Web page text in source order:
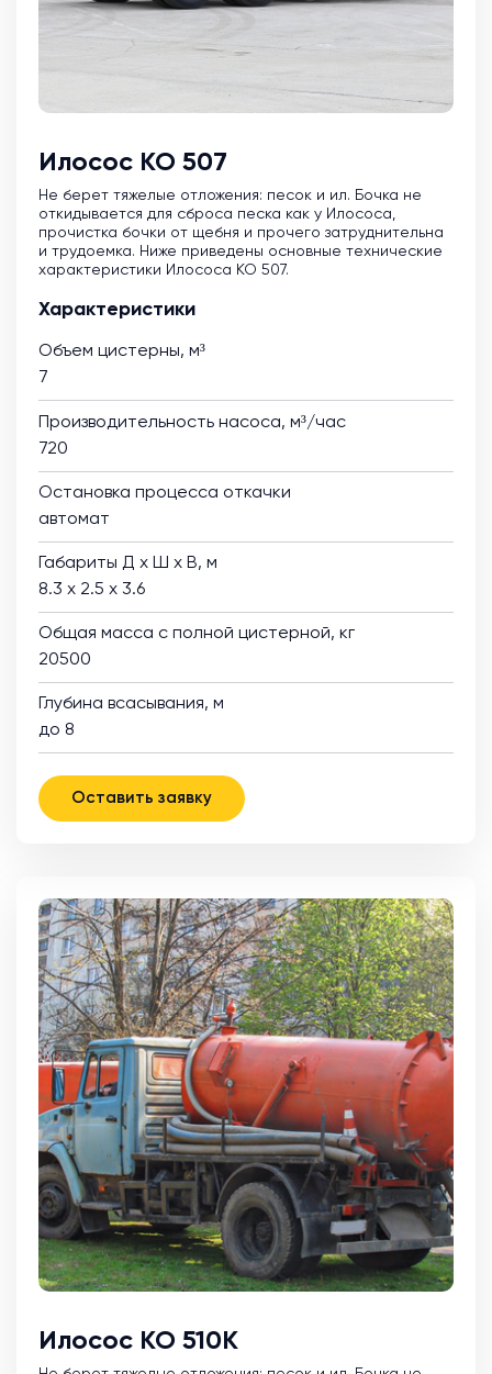
Илосос КО 507
Не берет тяжелые отложения: песок и ил. Бочка не
откидывается для сброса песка как у Илососа,
прочистка бочки от щебня и прочего затруднительна
и трудоемка. Ниже приведены основные технические
характеристики Илососа КО 507.
Характеристики
Объем цистерны, м³
7
Производительность насоса, м³/час
720
Остановка процесса откачки
автомат
Габариты Д х Ш х В, м
8.3 х 2.5 х 3.6
Общая масса с полной цистерной, кг
20500
Глубина всасывания, м
до 8
Оставить заявку
Илосос КО 510К